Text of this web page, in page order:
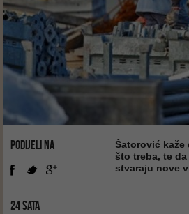
PODIJELI NA
24 SATA
Šatorović
što treba, te
stvaraju nove